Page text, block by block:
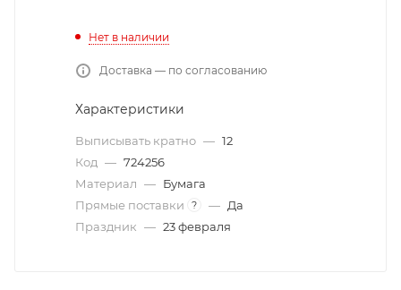
Нет в наличии
Доставка — по согласованию
Характеристики
Выписывать кратно — 12
Код — 724256
Материал — Бумага
Прямые поставки
? — Да
Праздник — 23 февраля